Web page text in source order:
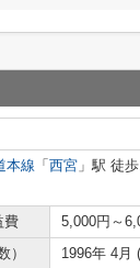
本線 「 西宮 」駅 徒
費
5,000円～
） 1996年 4月